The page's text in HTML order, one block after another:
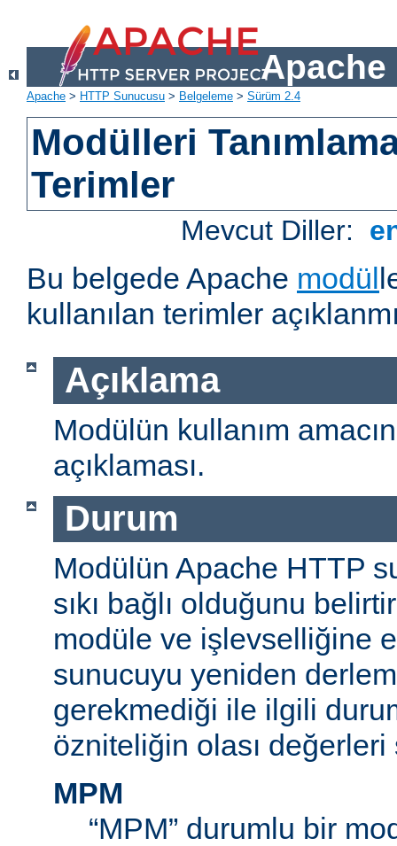
Apache
Apache > HTTP Sunucusu > Belgeleme > Sürüm 2.4
Modülleri
Terimler
Mevcut Diller:
Bu belgede Apache modül
kullanılan terimler
Açıklama
Modülün kullanım
açıklaması.
Durum
Modülün Apache HTTP
sıkı bağlı olduğunu
modüle ve işlevselliğine
sunucuyu yeniden
gerekmediği ile ilgili
özniteliğin olası değerleri
MPM
“MPM” durumlu bir